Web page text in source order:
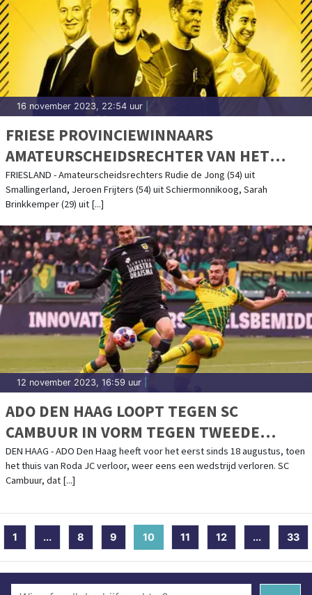
16 november 2023, 22:54 uur
FRIESE PROVINCIEWINNAARS
AMATEURSCHEIDSRECHTER VAN HET
JAAR-VERKIEZING BEKEND
FRIESLAND - Amateurscheidsrechters Rudie de Jong (54) uit
Smallingerland, Jeroen Frijters (54) uit Schiermonnikoog, Sarah
Brinkkemper (29) uit [...]
12 november 2023, 16:59 uur
ADO DEN HAAG LOOPT TEGEN SC
CAMBUUR IN VORM TEGEN TWEEDE
NEDERLAAG OP
DEN HAAG - ADO Den Haag heeft voor het eerst sinds 18 augustus, toen
het thuis van Roda JC verloor, weer eens een wedstrijd verloren. SC
Cambuur, dat [...]
1 ... 8 9 10 (current)
11 12 ... 33